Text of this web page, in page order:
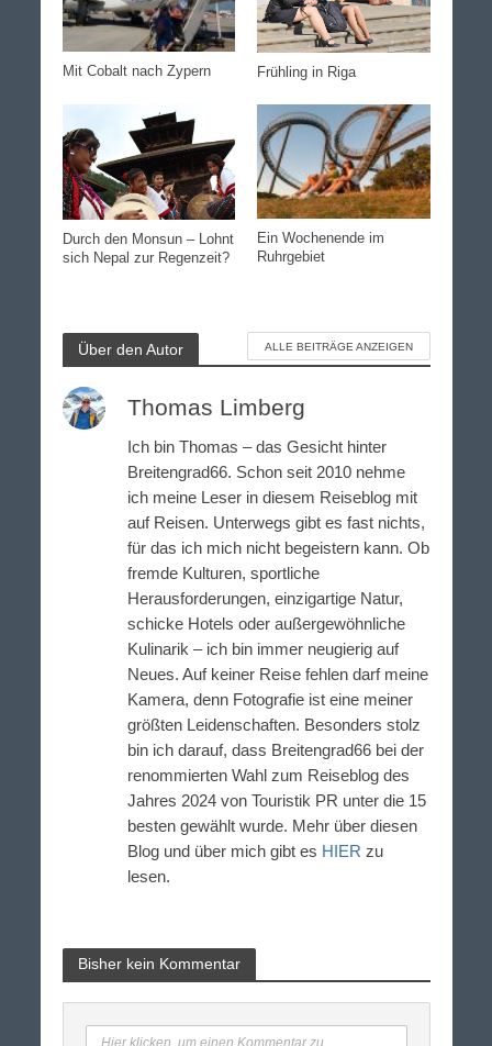
Mit Cobalt nach Zypern Frühling in Riga
Durch den Monsun – Lohnt
sich Nepal zur Regenzeit?
Ein Wochenende im
Ruhrgebiet
Über den Autor ALLE BEITRÄGE ANZEIGEN
Thomas Limberg
Ich bin Thomas – das Gesicht hinter
Breitengrad66. Schon seit 2010 nehme
ich meine Leser in diesem Reiseblog mit
auf Reisen. Unterwegs gibt es fast nichts,
für das ich mich nicht begeistern kann. Ob
fremde Kulturen, sportliche
Herausforderungen, einzigartige Natur,
schicke Hotels oder außergewöhnliche
Kulinarik – ich bin immer neugierig auf
Neues. Auf keiner Reise fehlen darf meine
Kamera, denn Fotografie ist eine meiner
größten Leidenschaften. Besonders stolz
bin ich darauf, dass Breitengrad66 bei der
renommierten Wahl zum Reiseblog des
Jahres 2024 von Touristik PR unter die 15
besten gewählt wurde. Mehr über diesen
Blog und über mich gibt es HIER zu
lesen.
Bisher kein Kommentar
Hier klicken, um einen Kommentar zu